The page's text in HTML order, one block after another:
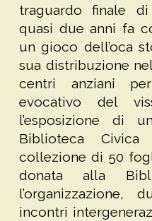
traguardo finale
quasi due anni fa
un gioco dell’oca
sua distribuzione
centri anziani
evocativo del
l’esposizione di
Biblioteca
collezione di 50
donata alla
l’organizzazione,
incontri